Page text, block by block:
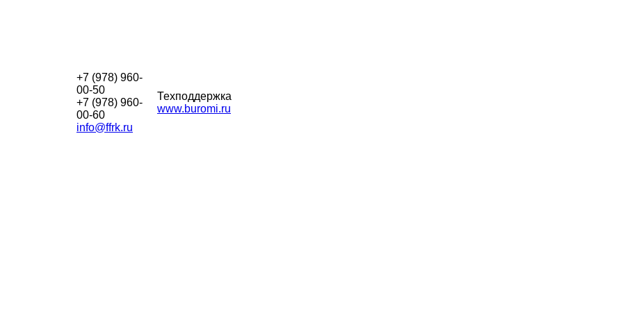
+7 (978) 960-
00-50
+7 (978) 960-
00-60
info@ffrk.ru
Техподдержка
www.buromi.ru